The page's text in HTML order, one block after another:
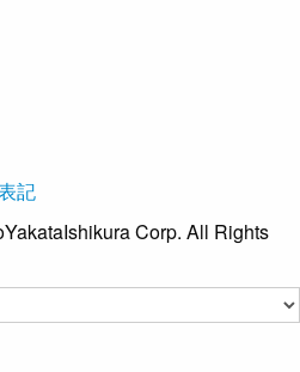
記
Corp. All Rights